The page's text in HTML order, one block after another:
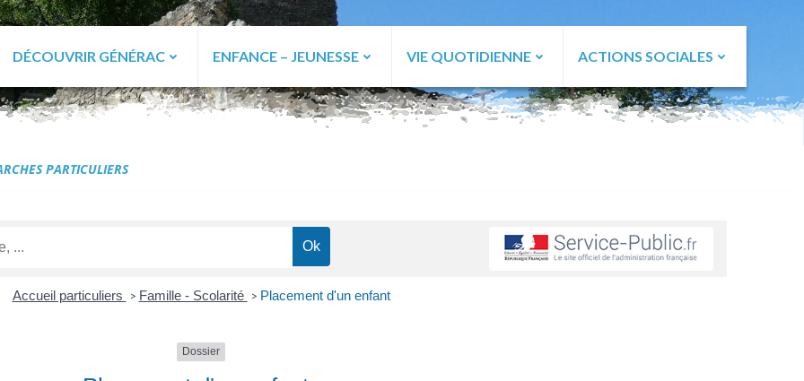
DÉCOUVRIR GÉNÉRAC ENFANCE – JEUNESSE VIE QUOTIDIENNE ACTIONS SOCIALES
PARTICULIERS
Accueil particuliers > Famille - Scolarité > Placement d'un enfant
Dossier